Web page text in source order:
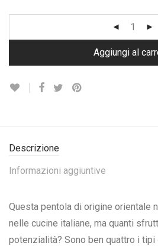
Aggiungi al
Descrizione
Informazioni aggiuntive
Questa pentola di origine orientale
nelle cucine italiane, ma quanti
potenzialità? Sono ben quattro i